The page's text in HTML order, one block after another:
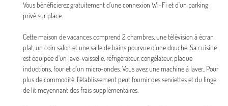
En cochant cette case, vous consentez à recevoir nos propositions commerciales à l'adresse email
indiqué ci-dessus. Vous pouvez vous désinscrire à tout moment en utilisantle formulaire de
désinscription
Vous bénéficierez gratuitement d'une connexion Wi-Fi et d'un parking
privé sur place.
Cette maison de vacances comprend 2 chambres, une télévision à écran
plat, un coin salon et une salle de bains pourvue d'une douche. Sa cuisine
est équipée d'un lave-vaisselle, réfrigérateur, congélateur, plaque
inductions, four et d'un micro-ondes. Vous avez une machine à laver.. Pour
plus de commodité, l'établissement peut fournir des serviettes et du linge
de lit moyennant des frais supplémentaires.